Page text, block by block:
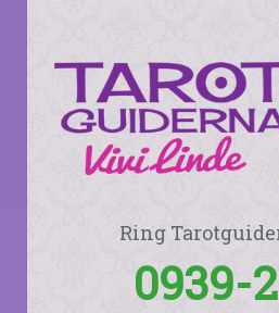
Ring
0939-